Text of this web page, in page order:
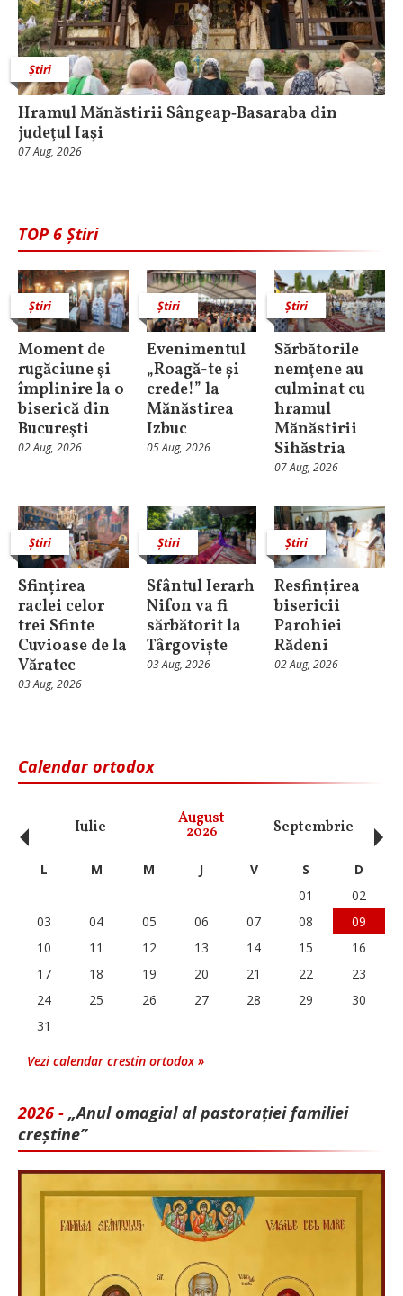
Știri
Hramul Mănăstirii Sângeap‑Basaraba din
judeţul Iaşi
07 Aug, 2026
TOP 6 Știri
Știri
Moment de
rugăciune şi
împlinire la o
biserică din
Bucureşti
02 Aug, 2026
Știri
Evenimentul
„Roagă-te și
crede!” la
Mănăstirea
Izbuc
05 Aug, 2026
Știri
Sărbătorile
nemţene au
culminat cu
hramul
Mănăstirii
Sihăstria
07 Aug, 2026
Știri
Sfințirea
raclei celor
trei Sfinte
Cuvioase de la
Văratec
03 Aug, 2026
Știri
Sfântul Ierarh
Nifon va fi
sărbătorit la
Târgoviște
03 Aug, 2026
Știri
Resfințirea
bisericii
Parohiei
Rădeni
02 Aug, 2026
Calendar ortodox
Iulie August
2026 Septembrie
‹ L M M J V S
D
01
02
03
04 05 06 07 08
09
10
11 12 13 14 15
16
17
18 19 20 21 22
23
24
25 26 27 28 29
30
31
Vezi calendar crestin ortodox »
2026 - „Anul omagial al pastorației familiei
creștine”